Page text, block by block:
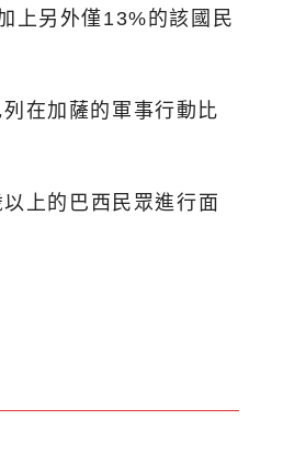
上另外僅13%的該國民
在加薩的軍事行動比
上的巴西民眾進行面